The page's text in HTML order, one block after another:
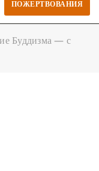
ПОЖЕРТВОВАНИЯ
Буддизма — с